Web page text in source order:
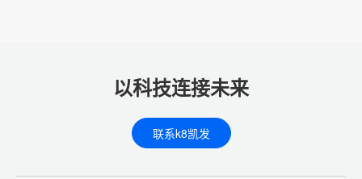
以科技连接未来
联系k8凯发